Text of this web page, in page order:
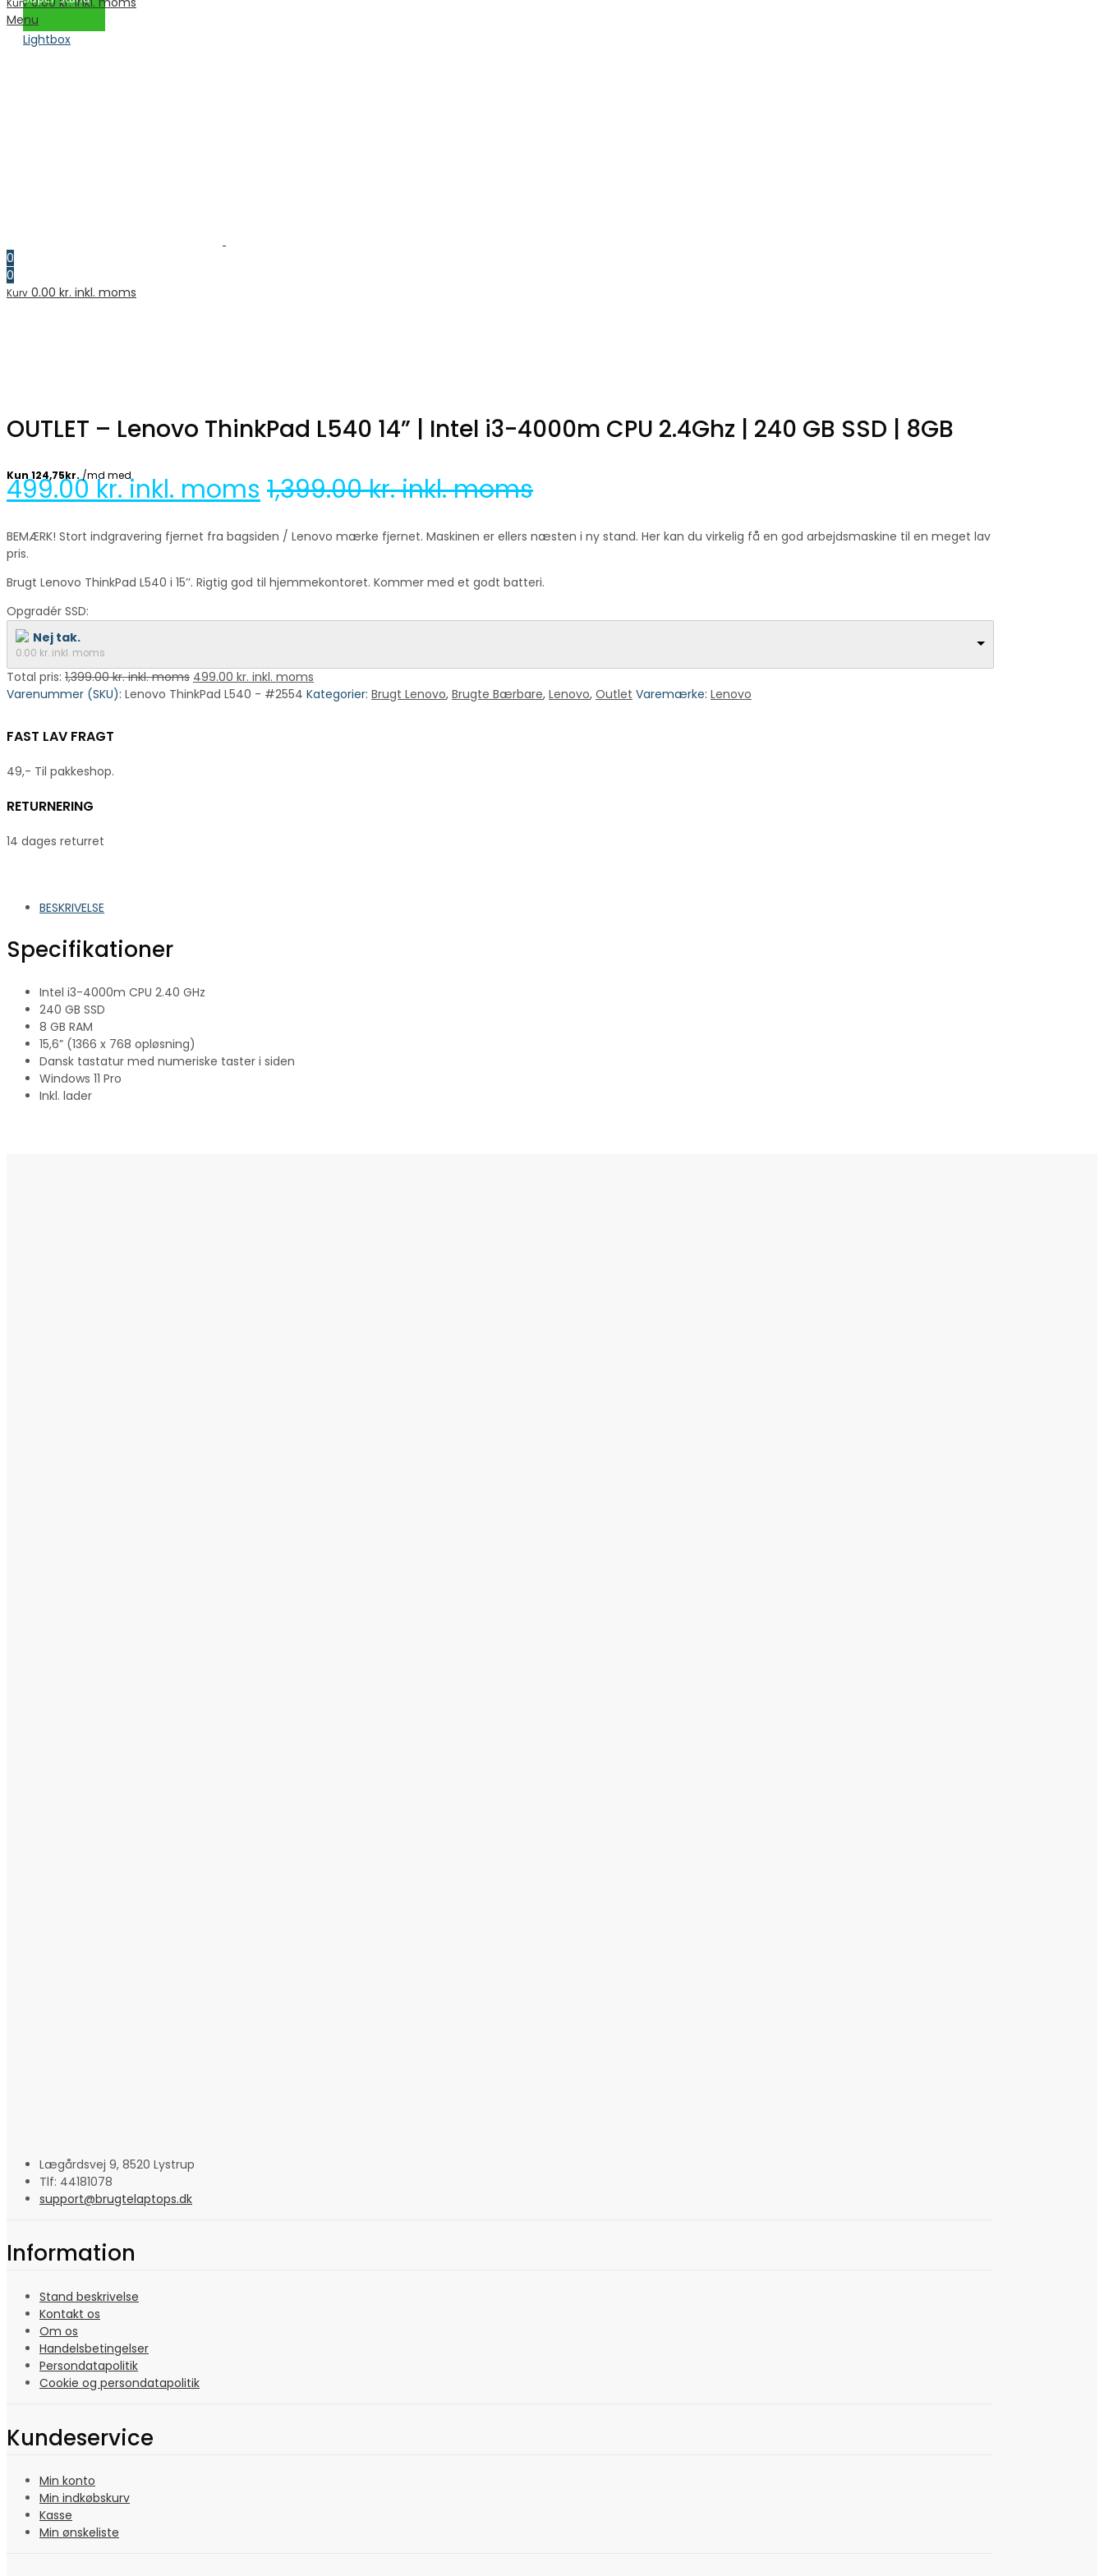
Kurv
Menu
0
0
Kurv 0.00 kr. inkl. moms
Lightbox
OUTLET – Lenovo ThinkPad L540 14” | Intel i3-4000m CPU 2.4Ghz | 240 GB SSD | 8GB
499.00kr. inkl. moms 1,399.00kr. inkl. moms
BEMÆRK! Stort indgravering fjernet fra bagsiden / Lenovo mærke fjernet. Maskinen er ellers næsten i ny stand. Her kan du virkelig få en god arbejdsmaskine til en meget lav
pris.
Brugt Lenovo ThinkPad L540 i 15’’. Rigtig god til hjemmekontoret. Kommer med et godt batteri.
Opgradér SSD:
Nej tak.
0.00 kr. inkl. moms
Total pris: 1,399.00kr. inkl. moms 499.00 kr. inkl. moms
Varenummer (SKU): Lenovo ThinkPad L540 - #2554 Kategorier: Brugt Lenovo, Brugte Bærbare, Lenovo, Outlet Varemærke: Lenovo
FAST LAV FRAGT
49,- Til pakkeshop.
RETURNERING
14 dages returret
BESKRIVELSE
Specifikationer
Intel i3-4000m CPU 2.40 GHz
240 GB SSD
8 GB RAM
15,6” (1366 x 768 opløsning)
Dansk tastatur med numeriske taster i siden
Windows 11 Pro
Inkl. lader
Lægårdsvej 9, 8520 Lystrup
Tlf: 44181078
support@brugtelaptops.dk
Information
Stand beskrivelse
Kontakt os
Om os
Handelsbetingelser
Persondatapolitik
Cookie og persondatapolitik
Kundeservice
Min konto
Min indkøbskurv
Kasse
Min ønskeliste